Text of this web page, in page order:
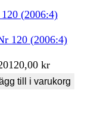
120 (2006:4)
120,00 kr
till i varukorg